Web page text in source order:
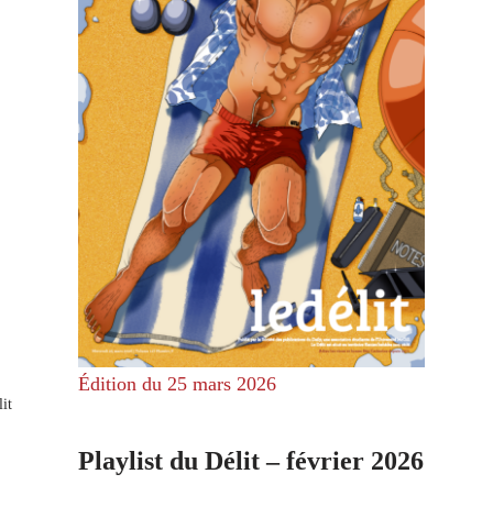
Édition du 25 mars 2026
Playlist du Délit – février 2026